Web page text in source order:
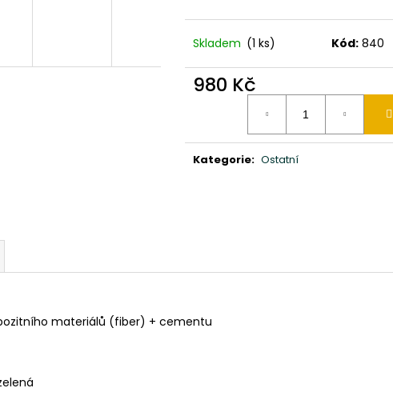
Skladem (1 ks) Kód: 840
980 Kč
Kategorie: Ostatní
materiálů (fiber) + cementu